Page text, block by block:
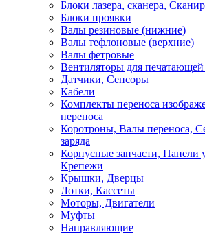
Блоки лазера, сканера,
Блоки проявки
Валы резиновые (нижние)
Валы тефлоновые (верхние)
Валы фетровые
Вентиляторы для
Датчики, Сенсоры
Кабели
Комплекты переноса
переноса
Коротроны, Валы переноса,
заряда
Корпусные запчасти, Панели
Крепежи
Крышки, Дверцы
Лотки, Кассеты
Моторы, Двигатели
Муфты
Направляющие